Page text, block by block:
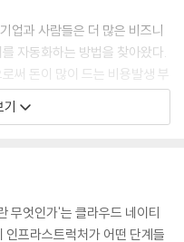
업과 사람들은 더 많은 비즈니
자동화하는 방법을 찾아왔다.
써 돈이 많이 드는 비용발생 부
. 그러나 유틸리티가 비즈니스
다시 말해 인프라스트럭처는
라스트럭처를 어떻게 쉽사리
된다면 비즈니스도 중단되기
기
무엇인가'는 클라우드 네이티
프라스트럭처가 어떤 단계들